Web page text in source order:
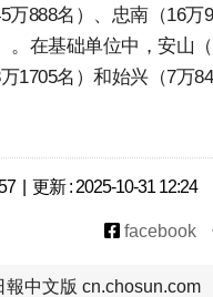
888名）、忠南（16万
。在基础单位中，安山
1705名）和始兴（7万
| 更新 : 2025-10-31 12:24
facebook
報中文版 cn.chosun.com